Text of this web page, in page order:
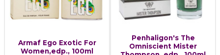
Armaf Ego Exotic For
Women,edp., 100ml
Penhaligon's The
Omniscient Mister